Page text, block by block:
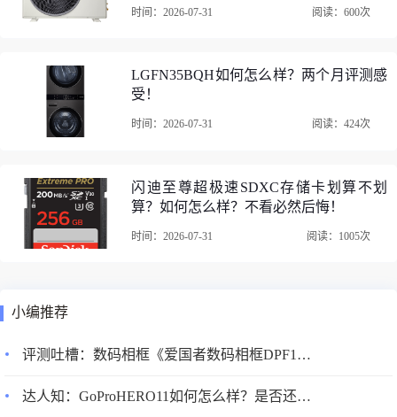
由网友上传（或整理自网络）。转载请注明：https://www.10pinping.c
时间：2026-07-31 阅读：600次
LGFN35BQH如何怎么样？两个月评测感
受！
时间：2026-07-31 阅读：424次
闪迪至尊超极速SDXC存储卡划算不划
算？如何怎么样？不看必然后悔！
时间：2026-07-31 阅读：1005次
小编推荐
评测吐槽：数码相框《爱国者数码相框DPF101 10.1寸 8G 白色》评测配置怎么样？优缺点如何？
达人知：GoProHERO11如何怎么样？是否还划算？使用两星期感受告知！